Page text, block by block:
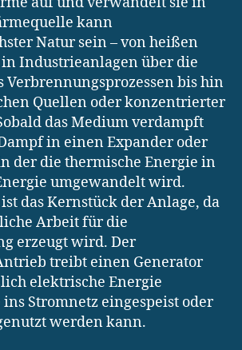
kann
Natur sein – von heißen
Industrieanlagen über die
Verbrennungsprozessen bis hin
Quellen oder konzentrierter
das Medium verdampft
in einen Expander oder
der die thermische Energie in
umgewandelt wird.
das Kernstück der Anlage, da
Arbeit für die
erzeugt wird. Der
treibt einen Generator
elektrische Energie
Stromnetz eingespeist oder
werden kann.